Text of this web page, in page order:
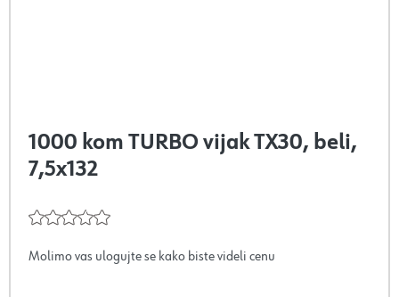
1000 kom TURBO vijak TX30, beli,
7,5x132
Molimo vas ulogujte se kako biste videli cenu